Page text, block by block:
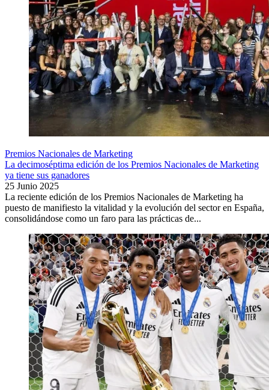
Premios Nacionales de Marketing
La decimoséptima edición de los Premios Nacionales de Marketing
ya tiene sus ganadores
25 Junio 2025
La reciente edición de los Premios Nacionales de Marketing ha
puesto de manifiesto la vitalidad y la evolución del sector en España,
consolidándose como un faro para las prácticas de...